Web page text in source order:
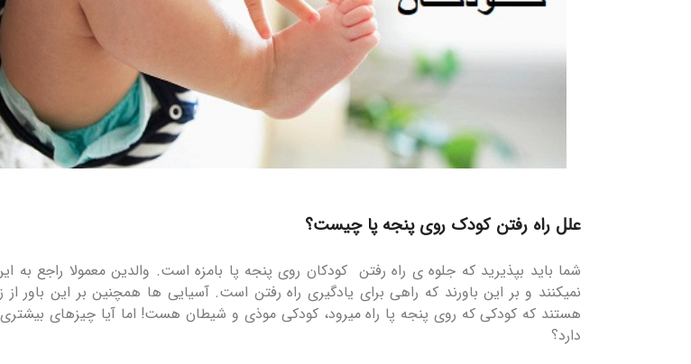
علل راه رفتن کودک روی پنجه پا چیست؟
شما باید بپذیرید که جلوه ی راه رفتن کودکان روی پنجه پا بامزه است. والدین معمولا راجع به
نمیکنند و بر این باورند که راهی برای یادگیری راه رفتن است. آسیایی ها همچنین بر این باور
هستند که کودکی که روی پنجه پا راه میرود، کودکی موذی و شیطان هست! اما آیا چیزهای
دارد؟